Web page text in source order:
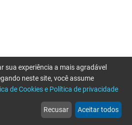
web
Notícias
more_horiz
Mais
sua experiência a mais agradável
neste site, você assume
de Cookies e Política de privacidade
Recusar Aceitar todos
por favor tente novamente